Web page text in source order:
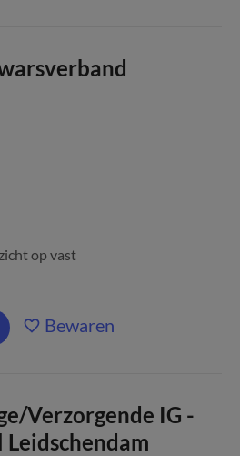
op vast
Bewaren
Verzorgende IG -